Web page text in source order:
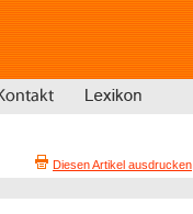
Diesen Artikel ausdrucken